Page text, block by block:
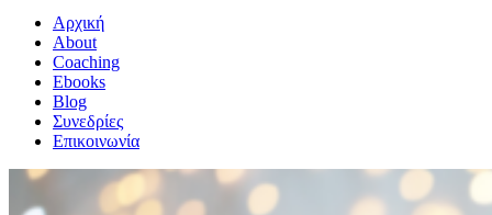
Αρχική
About
Coaching
Ebooks
Blog
Συνεδρίες
Επικοινωνία